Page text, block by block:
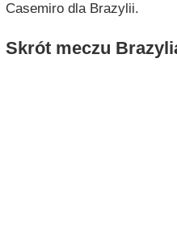
Casemiro dla Brazylii.
Skrót meczu